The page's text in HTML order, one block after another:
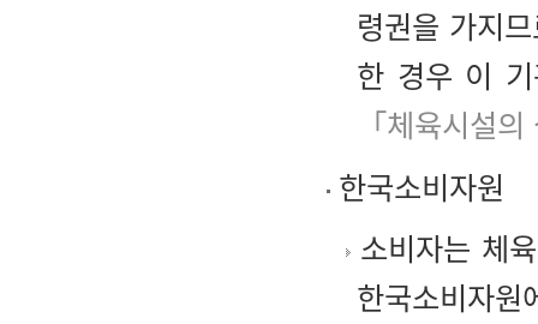
령권을 가지
한 경우 이
「체육시설
한국소비자원
소비자는 체
한국소비자